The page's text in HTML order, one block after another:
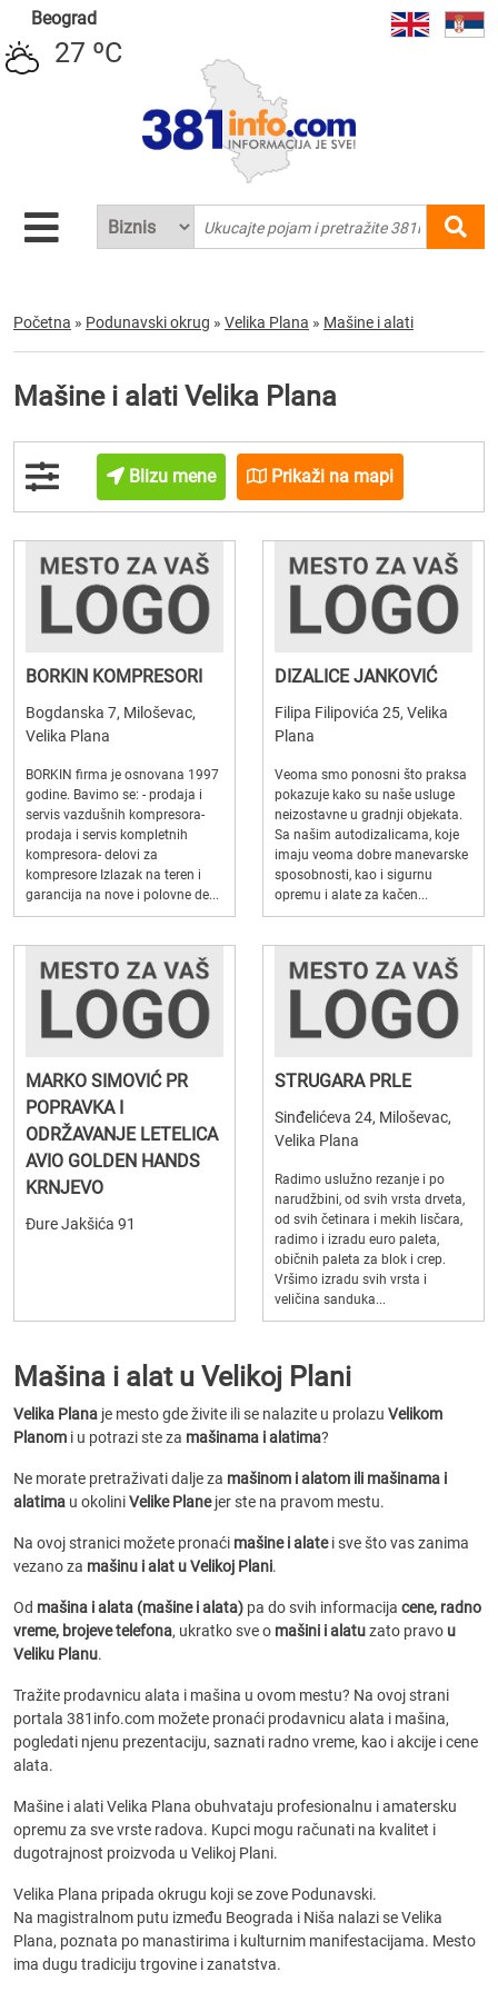
Beograd
27 ºC
Početna » Podunavski okrug » Velika Plana » Mašine i alati
Mašine i alati Velika Plana
Blizu mene Prikaži na mapi
BORKIN KOMPRESORI
Bogdanska 7, Miloševac,
Velika Plana
BORKIN firma je osnovana 1997
godine. Bavimo se: - prodaja i
servis vazdušnih kompresora-
prodaja i servis kompletnih
kompresora- delovi za
kompresore Izlazak na teren i
garancija na nove i polovne de...
DIZALICE JANKOVIĆ
Filipa Filipovića 25, Velika
Plana
Veoma smo ponosni što praksa
pokazuje kako su naše usluge
neizostavne u gradnji objekata.
Sa našim autodizalicama, koje
imaju veoma dobre manevarske
sposobnosti, kao i sigurnu
opremu i alate za kačen...
MARKO SIMOVIĆ PR
POPRAVKA I
ODRŽAVANJE LETELICA
AVIO GOLDEN HANDS
KRNJEVO
Đure Jakšića 91
STRUGARA PRLE
Sinđelićeva 24, Miloševac,
Velika Plana
Radimo uslužno rezanje i po
narudžbini, od svih vrsta drveta,
od svih četinara i mekih lisčara,
radimo i izradu euro paleta,
običnih paleta za blok i crep.
Vršimo izradu svih vrsta i
veličina sanduka...
Mašina i alat u Velikoj Plani
Velika Plana je mesto gde živite ili se nalazite u prolazu Velikom
Planom i u potrazi ste za mašinama i alatima?
Ne morate pretraživati dalje za mašinom i alatom ili mašinama i
alatima u okoliniVelike Planejer ste na pravom mestu.
Na ovoj stranici možete pronaći mašine i alatei sve što vas zanima
vezano za mašinu i alat u Velikoj Plani.
Od mašina i alata (mašine i alata) pa do svih informacija cene, radno
vreme, brojeve telefona, ukratko sve o mašini i alatuzato pravo u
Veliku Planu.
Tražite prodavnicu alata i mašina u ovom mestu? Na ovoj strani
portala 381info.com možete pronaći prodavnicu alata i mašina,
pogledati njenu prezentaciju, saznati radno vreme, kao i akcije i cene
alata.
Mašine i alati Velika Plana obuhvataju profesionalnu i amatersku
opremu za sve vrste radova. Kupci mogu računati na kvalitet i
dugotrajnost proizvoda u Velikoj Plani.
Velika Plana pripada okrugu koji se zove Podunavski.
Na magistralnom putu između Beograda i Niša nalazi se Velika
Plana, poznata po manastirima i kulturnim manifestacijama. Mesto
ima dugu tradiciju trgovine i zanatstva.